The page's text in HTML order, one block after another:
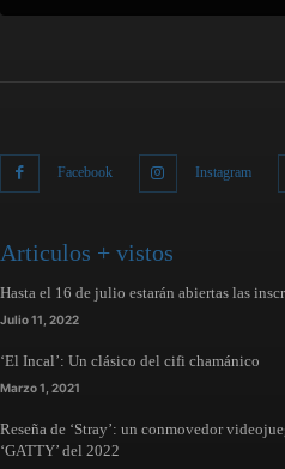
Facebook Instagram
Articulos + vistos
Hasta el 16 de julio estarán abiertas las
Julio 11, 2022
‘El Incal’: Un clásico del cifi chamánico
Marzo 1, 2021
Reseña de ‘Stray’: un conmovedor
‘GATTY’ del 2022